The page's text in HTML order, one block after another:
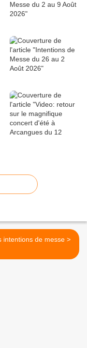
Les intentions de messe >